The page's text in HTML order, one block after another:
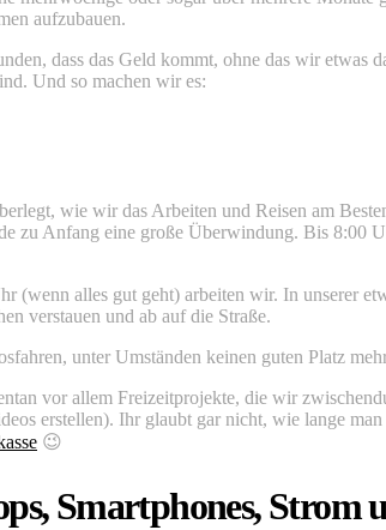
aufzubauen.
dass das Geld kommt, ohne das wir etwas
Und so machen wir es:
wie wir das Arbeiten und Reisen am
zu Anfang eine große Überwindung. Bis
(wenn alles gut geht) arbeiten wir. In unserer
verstauen und ab auf die Straße.
unter Umständen keinen guten Platz
vor allem Freizeitprojekte, die wir
erstellen). Ihr glaubt gar nicht, wie lange
😉
Smartphones, Strom